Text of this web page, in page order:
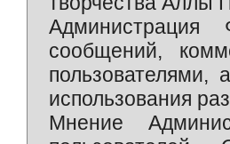
сообщений,
использования
Мнение